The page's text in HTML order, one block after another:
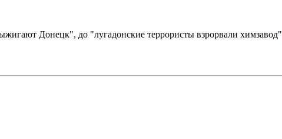
Донецк", до "лугадонские террористы взрорвали химзавод"